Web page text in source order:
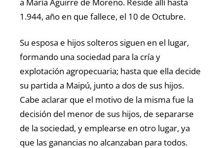
1.944, año en que fallece, el 10 de Octubre.
Su esposa e hijos solteros siguen en el lugar,
formando una sociedad para la cría y
explotación agropecuaria; hasta que ella decide
su partida a Maipú, junto a dos de sus hijos.
Cabe aclarar que el motivo de la misma fue la
decisión del menor de sus hijos, de separarse
de la sociedad, y emplearse en otro lugar, ya
que las ganancias no alcanzaban para todos.